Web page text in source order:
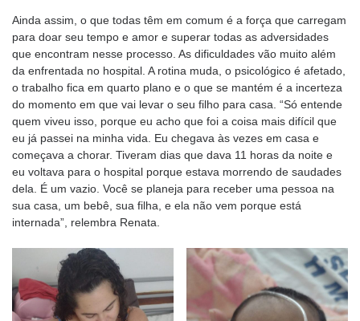
Ainda assim, o que todas têm em comum é a força que carregam
para doar seu tempo e amor e superar todas as adversidades
que encontram nesse processo. As dificuldades vão muito além
da enfrentada no hospital. A rotina muda, o psicológico é afetado,
o trabalho fica em quarto plano e o que se mantém é a incerteza
do momento em que vai levar o seu filho para casa. “Só entende
quem viveu isso, porque eu acho que foi a coisa mais difícil que
eu já passei na minha vida. Eu chegava às vezes em casa e
começava a chorar. Tiveram dias que dava 11 horas da noite e
eu voltava para o hospital porque estava morrendo de saudades
dela. É um vazio. Você se planeja para receber uma pessoa na
sua casa, um bebê, sua filha, e ela não vem porque está
internada”, relembra Renata.